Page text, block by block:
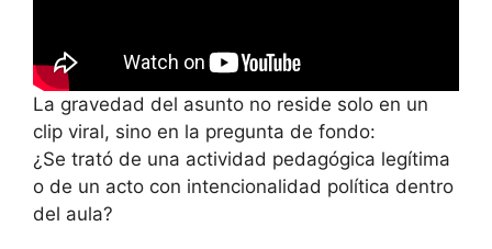
La gravedad del asunto no reside solo en un
clip viral, sino en la pregunta de fondo:
¿Se trató de una actividad pedagógica legítima
o de un acto con intencionalidad política dentro
del aula?